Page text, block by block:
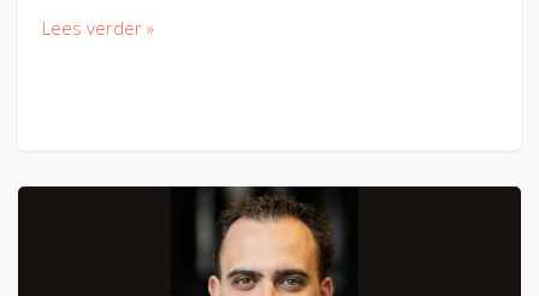
Lees verder »